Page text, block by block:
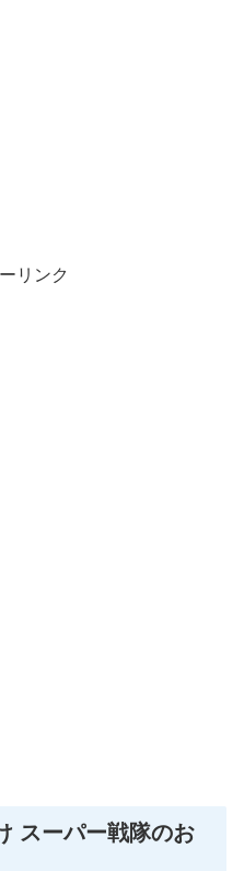
リンク
スーパー戦隊のお